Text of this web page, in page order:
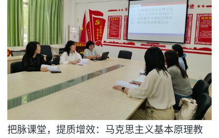
把脉课堂，提质增效：马克思主义基本原理教